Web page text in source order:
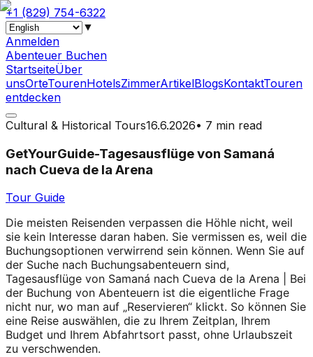
+1 (829) 754-6322
▼
Anmelden
Abenteuer Buchen
StartseiteÜber
unsOrteTourenHotelsZimmerArtikelBlogsKontaktTouren
entdecken
Cultural & Historical Tours16.6.2026• 7 min read
GetYourGuide-Tagesausflüge von Samaná
nach Cueva de la Arena
Tour Guide
Die meisten Reisenden verpassen die Höhle nicht, weil
sie kein Interesse daran haben. Sie vermissen es, weil die
Buchungsoptionen verwirrend sein können. Wenn Sie auf
der Suche nach Buchungsabenteuern sind,
Tagesausflüge von Samaná nach Cueva de la Arena | Bei
der Buchung von Abenteuern ist die eigentliche Frage
nicht nur, wo man auf „Reservieren“ klickt. So können Sie
eine Reise auswählen, die zu Ihrem Zeitplan, Ihrem
Budget und Ihrem Abfahrtsort passt, ohne Urlaubszeit
zu verschwenden.